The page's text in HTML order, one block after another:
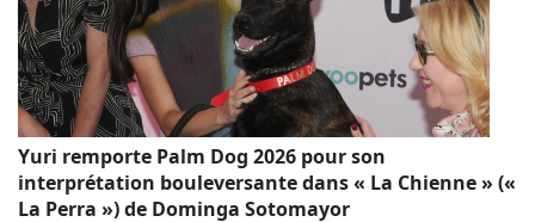
Yuri remporte Palm Dog 2026 pour son
interprétation bouleversante dans « La Chienne » («
La Perra ») de Dominga Sotomayor